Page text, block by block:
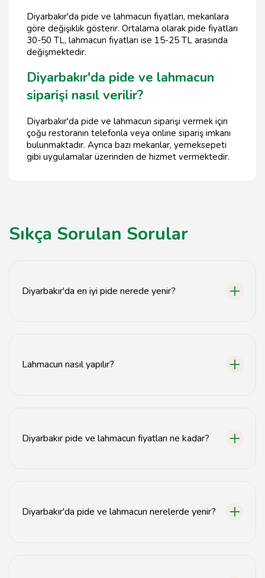
Diyarbakır'da pide ve lahmacun fiyatları, mekanlara
göre değişiklik gösterir. Ortalama olarak pide fiyatları
30-50 TL, lahmacun fiyatları ise 15-25 TL arasında
değişmektedir.
Diyarbakır'da pide ve lahmacun
siparişi nasıl verilir?
Diyarbakır'da pide ve lahmacun siparişi vermek için
çoğu restoranın telefonla veya online sipariş imkanı
bulunmaktadır. Ayrıca bazı mekanlar, yemeksepeti
gibi uygulamalar üzerinden de hizmet vermektedir.
Sıkça Sorulan Sorular
Diyarbakır'da en iyi pide nerede yenir?
Lahmacun nasıl yapılır?
Diyarbakır pide ve lahmacun fiyatları ne kadar?
Diyarbakır'da pide ve lahmacun nerelerde yenir?